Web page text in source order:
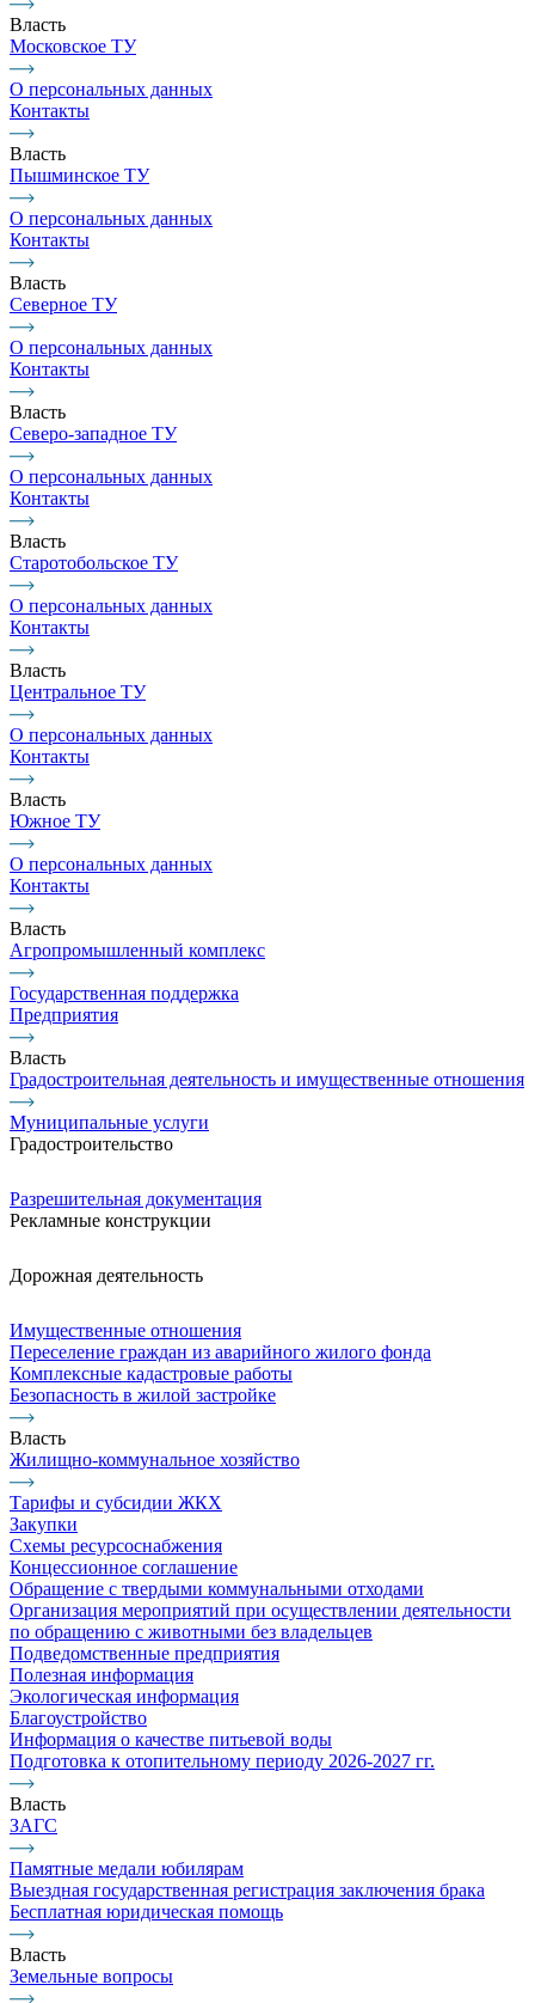
Власть
Московское ТУ
О персональных данных
Контакты
Власть
Пышминское ТУ
О персональных данных
Контакты
Власть
Северное ТУ
О персональных данных
Контакты
Власть
Северо-западное ТУ
О персональных данных
Контакты
Власть
Старотобольское ТУ
О персональных данных
Контакты
Власть
Центральное ТУ
О персональных данных
Контакты
Власть
Южное ТУ
О персональных данных
Контакты
Власть
Агропромышленный комплекс
Государственная поддержка
Предприятия
Власть
Градостроительная деятельность и имущественные отношения
Муниципальные услуги
Градостроительство
Разрешительная документация
Рекламные конструкции
Дорожная деятельность
Имущественные отношения
Переселение граждан из аварийного жилого фонда
Комплексные кадастровые работы
Безопасность в жилой застройке
Власть
Жилищно-коммунальное хозяйство
Тарифы и субсидии ЖКХ
Закупки
Схемы ресурсоснабжения
Концессионное соглашение
Обращение с твердыми коммунальными отходами
Организация мероприятий при осуществлении деятельности
по обращению с животными без владельцев
Подведомственные предприятия
Полезная информация
Экологическая информация
Благоустройство
Информация о качестве питьевой воды
Подготовка к отопительному периоду 2026-2027 гг.
Власть
ЗАГС
Памятные медали юбилярам
Выездная государственная регистрация заключения брака
Бесплатная юридическая помощь
Власть
Земельные вопросы